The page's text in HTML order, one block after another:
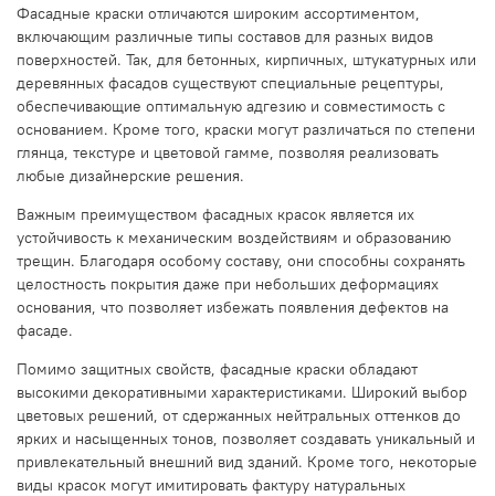
Фасадные краски отличаются широким ассортиментом,
включающим различные типы составов для разных видов
поверхностей. Так, для бетонных, кирпичных, штукатурных или
деревянных фасадов существуют специальные рецептуры,
обеспечивающие оптимальную адгезию и совместимость с
основанием. Кроме того, краски могут различаться по степени
глянца, текстуре и цветовой гамме, позволяя реализовать
любые дизайнерские решения.
Важным преимуществом фасадных красок является их
устойчивость к механическим воздействиям и образованию
трещин. Благодаря особому составу, они способны сохранять
целостность покрытия даже при небольших деформациях
основания, что позволяет избежать появления дефектов на
фасаде.
Помимо защитных свойств, фасадные краски обладают
высокими декоративными характеристиками. Широкий выбор
цветовых решений, от сдержанных нейтральных оттенков до
ярких и насыщенных тонов, позволяет создавать уникальный и
привлекательный внешний вид зданий. Кроме того, некоторые
виды красок могут имитировать фактуру натуральных